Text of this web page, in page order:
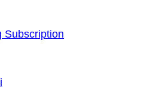
Subscription